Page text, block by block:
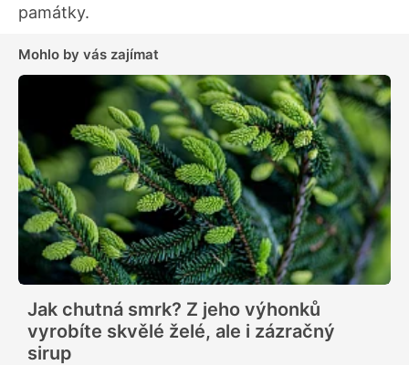
památky.
Mohlo by vás zajímat
Jak chutná smrk? Z jeho výhonků
vyrobíte skvělé želé, ale i zázračný
sirup